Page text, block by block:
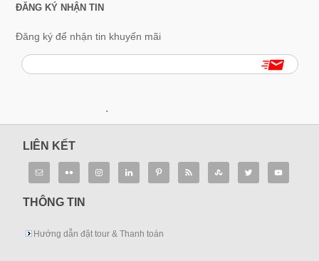
ĐĂNG KÝ NHẬN TIN
Đăng ký để nhận tin khuyến mãi
.
LIÊN KẾT
THÔNG TIN
Hướng dẫn đặt tour & Thanh toán